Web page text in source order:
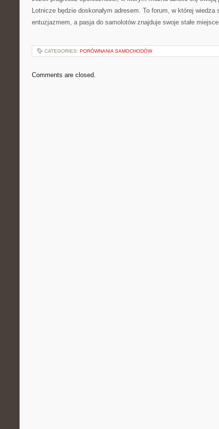
Lotnicze będzie doskonałym adresem. To forum, w której wiedza
entuzjazmem, a pasja do samolotów znajduje swoje stałe
CATEGORIES: PORÓWNANIA SAMOCHODÓW
Comments are closed.